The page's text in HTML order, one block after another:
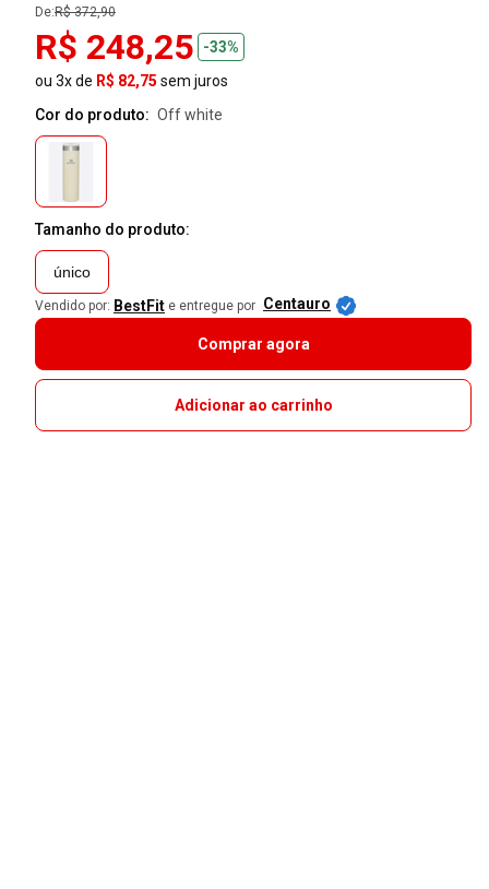
De:R$ 372,90
R$ 248,25
-33%
ou 3x de R$ 82,75 sem juros
Cor do produto:
off white
Tamanho do produto:
único
Vendido por: BestFit e entregue por Centauro
Comprar agora
Adicionar ao carrinho